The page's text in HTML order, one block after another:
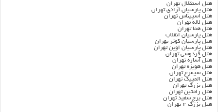
هتل استقلال تهران
هتل پارسیان آزادی تهران
هتل اسپیناس تهران
هتل لاله تهران
هتل هما تهران
هتل پارسیان انقلاب
هتل پارسیان کوثر تهران
هتل پارسیان اوین تهران
هتل فردوسی تهران
هتل آساره تهران
هتل هویزه تهران
هتل سیمرغ تهران
هتل المپیک تهران
هتل بزرگ تهران
هتل رامتین تهران
هتل برج سفید تهران
هتل بزرگ ۲ تهران